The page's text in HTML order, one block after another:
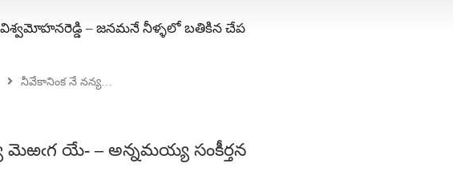
విశ్వమోహనరెడ్డి – జనమనే నీళ్ళలో బతికిన చేప
నీవేకానింక నే నన్య…